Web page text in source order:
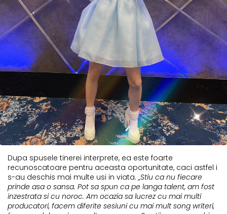
Dupa spusele tinerei interprete, ea este foarte
recunoscatoare pentru aceasta oportunitate, caci astfel i
s-au deschis mai multe usi in viata.„Stiu ca nu fiecare
prinde asa o sansa. Pot sa spun ca pe langa talent, am fost
inzestrata si cu noroc. Am ocazia sa lucrez cu mai multi
producatori, facem diferite sesiuni cu mai mult song writeri,